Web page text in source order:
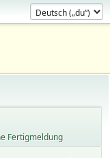
Fertigmeldung